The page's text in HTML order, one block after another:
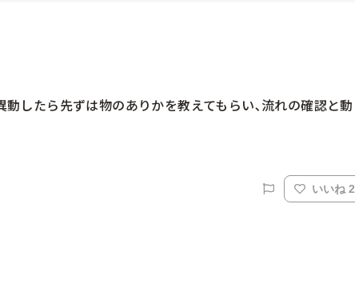
したら先ずは物のありかを教えてもらい､流れの確認と動
いいね 2